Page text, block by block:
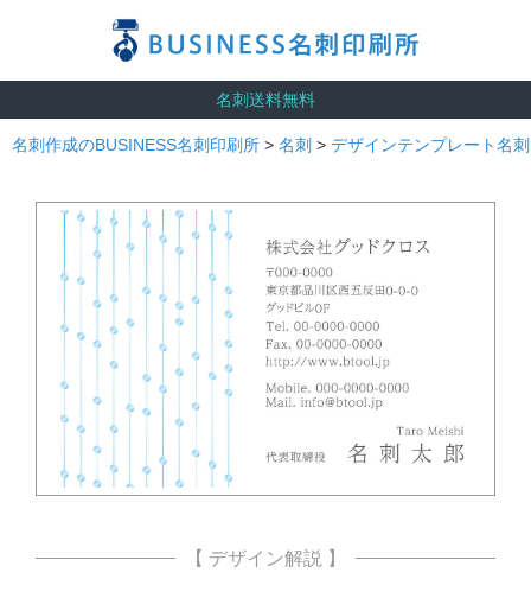
名刺送料無料
名刺作成のBUSINESS名刺印刷所 > 名刺 > デザインテンプレート名刺
【 デザイン解説 】